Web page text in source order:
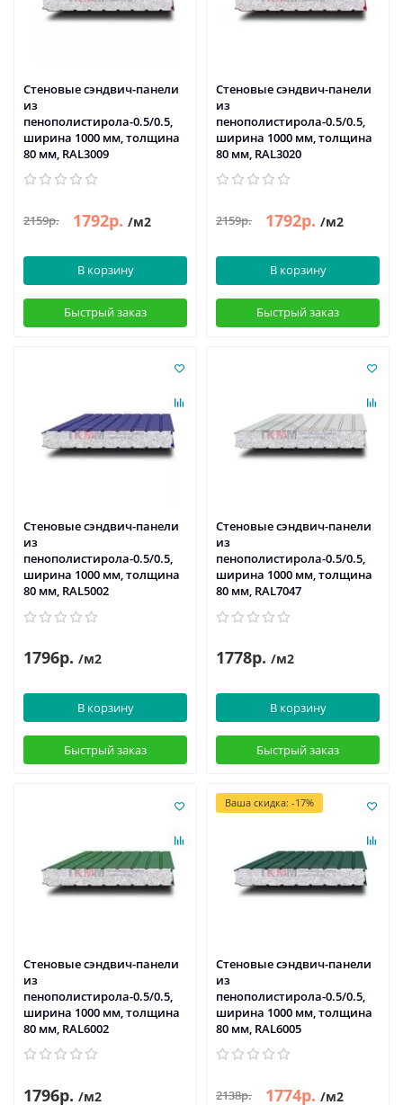
Стеновые сэндвич-панели
из
пенополистирола-0.5/0.5,
ширина 1000 мм, толщина
80 мм, RAL3009
2159р. 1792р. /м2
В корзину
Быстрый заказ
Стеновые сэндвич-панели
из
пенополистирола-0.5/0.5,
ширина 1000 мм, толщина
80 мм, RAL3020
2159р. 1792р. /м2
В корзину
Быстрый заказ
Стеновые сэндвич-панели
из
пенополистирола-0.5/0.5,
ширина 1000 мм, толщина
80 мм, RAL5002
1796р. /м2
В корзину
Быстрый заказ
Стеновые сэндвич-панели
из
пенополистирола-0.5/0.5,
ширина 1000 мм, толщина
80 мм, RAL7047
1778р. /м2
В корзину
Быстрый заказ
Стеновые сэндвич-панели
из
пенополистирола-0.5/0.5,
ширина 1000 мм, толщина
80 мм, RAL6002
1796р. /м2
Ваша скидка: -17%
Стеновые сэндвич-панели
из
пенополистирола-0.5/0.5,
ширина 1000 мм, толщина
80 мм, RAL6005
2138р. 1774р. /м2